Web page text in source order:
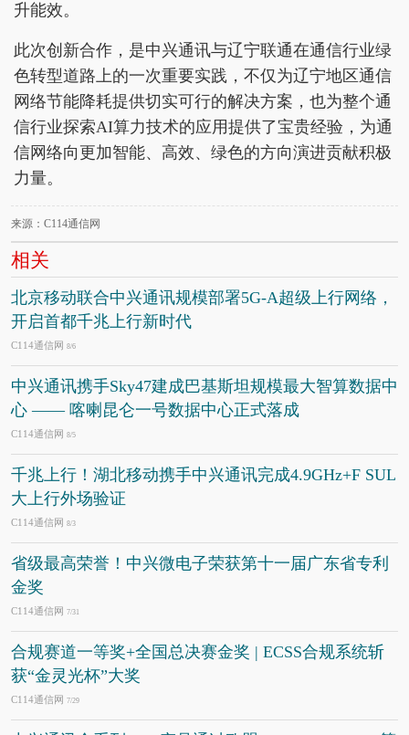
升能效。
此次创新合作，是中兴通讯与辽宁联通在通信行业绿
色转型道路上的一次重要实践，不仅为辽宁地区通信
网络节能降耗提供切实可行的解决方案，也为整个通
信行业探索AI算力技术的应用提供了宝贵经验，为通
信网络向更加智能、高效、绿色的方向演进贡献积极
力量。
来源：C114通信网
相关
北京移动联合中兴通讯规模部署5G-A超级上行网络，
开启首都千兆上行新时代
C114通信网 8/6
中兴通讯携手Sky47建成巴基斯坦规模最大智算数据中
心 —— 喀喇昆仑一号数据中心正式落成
C114通信网 8/5
千兆上行！湖北移动携手中兴通讯完成4.9GHz+F SUL
大上行外场验证
C114通信网 8/3
省级最高荣誉！中兴微电子荣获第十一届广东省专利
金奖
C114通信网 7/31
合规赛道一等奖+全国总决赛金奖 | ECSS合规系统斩
获“金灵光杯”大奖
C114通信网 7/29